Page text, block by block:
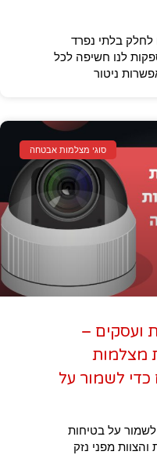
בלתי נפרד
לנו חשיפה לכל
ניטור
סוגי מצלמות אבטחה
ועסקים –
מצלמות
כדי לשמור על
על בטיחות
והצוות מפני נזק